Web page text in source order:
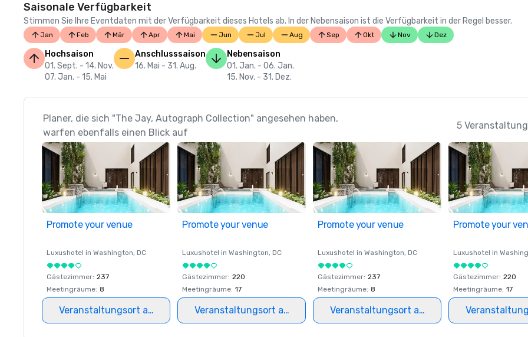
Saisonale Verfügbarkeit
Stimmen Sie Ihre Eventdaten mit der Verfügbarkeit dieses Hotels ab. In der Nebensaison ist die Verfügbarkeit in der Regel besser.
Jan Feb Mär Apr Mai Jun Jul Aug Sep Okt Nov Dez
Hochsaison
01. Sept. - 14. Nov.
07. Jan. - 15. Mai
Anschlusssaison
16. Mai - 31. Aug.
Nebensaison
01. Jan. - 06. Jan.
15. Nov. - 31. Dez.
Planer, die sich "The Jay, Autograph Collection" angesehen haben,
warfen ebenfalls einen Blick auf
5
Promote your venue
Luxushotel in Washington, DC
Gästezimmer: 237
Meetingräume: 8
Veranstaltungsort auswählen
Promote your venue
Luxushotel in Washington, DC
Gästezimmer: 220
Meetingräume: 17
Veranstaltungsort auswählen
Promote your venue
Luxushotel in Washington, DC
Gästezimmer: 237
Meetingräume: 8
Veranstaltungsort auswählen
Promote your
Luxushotel in
Gästezimmer: 220
Meetingräume: 17